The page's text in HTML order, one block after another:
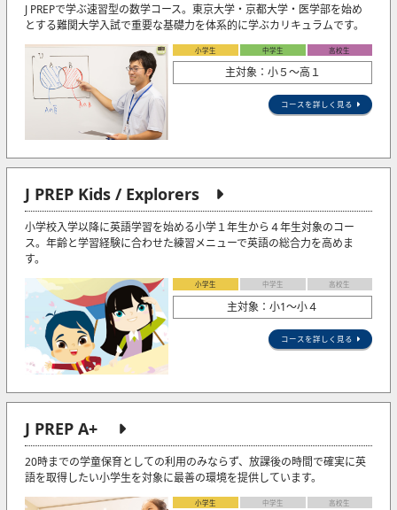
J PREPで学ぶ速習型の数学コース。東京大学・京都大学・医学部を始め
とする難関大学入試で重要な基礎力を体系的に学ぶカリキュラムです。
小学生 中学生 高校生
主対象：小５〜高１
コースを詳しく見る
J PREP Kids / Explorers
小学校入学以降に英語学習を始める小学１年生から４年生対象のコー
ス。年齢と学習経験に合わせた練習メニューで英語の総合力を高めま
す。
小学生 中学生 高校生
主対象：小1〜小４
コースを詳しく見る
J PREP A+
20時までの学童保育としての利用のみならず、放課後の時間で確実に英
語を取得したい小学生を対象に最善の環境を提供しています。
小学生 中学生 高校生